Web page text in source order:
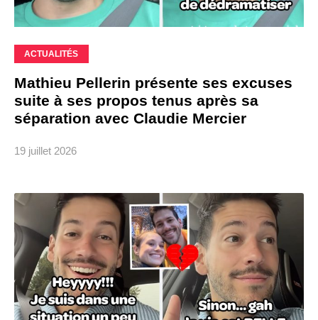
ACTUALITÉS
Mathieu Pellerin présente ses excuses
suite à ses propos tenus après sa
séparation avec Claudie Mercier
19 juillet 2026